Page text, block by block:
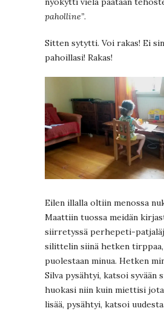
paholline”.
Sitten sytytti. Voi rakas! Ei
pahoillasi! Rakas!
Eilen illalla oltiin menossa
Maattiin tuossa meidän
siirretyssä perhepeti-
silittelin siinä hetken
puolestaan minua. Hetken
Silva pysähtyi, katsoi syvään
huokasi niin kuin miettisi
lisää, pysähtyi, katsoi